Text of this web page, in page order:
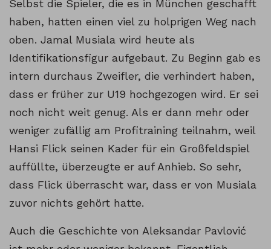
Selbst die Spieler, die es in München geschafft
haben, hatten einen viel zu holprigen Weg nach
oben. Jamal Musiala wird heute als
Identifikationsfigur aufgebaut. Zu Beginn gab es
intern durchaus Zweifler, die verhindert haben,
dass er früher zur U19 hochgezogen wird. Er sei
noch nicht weit genug. Als er dann mehr oder
weniger zufällig am Profitraining teilnahm, weil
Hansi Flick seinen Kader für ein Großfeldspiel
auffüllte, überzeugte er auf Anhieb. So sehr,
dass Flick überrascht war, dass er von Musiala
zuvor nichts gehört hatte.
Auch die Geschichte von Aleksandar Pavlović